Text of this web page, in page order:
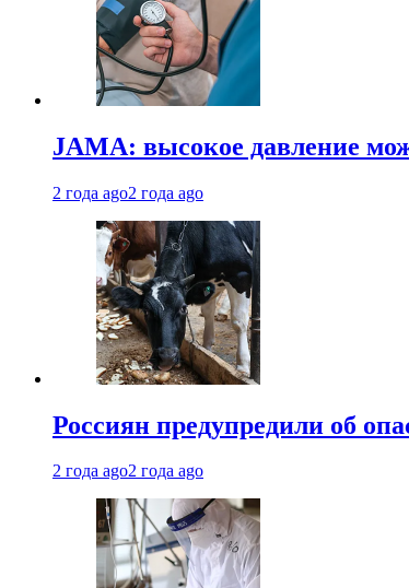
JAMA: высокое давление
2 года ago2 года ago
Россиян предупредили об
2 года ago2 года ago